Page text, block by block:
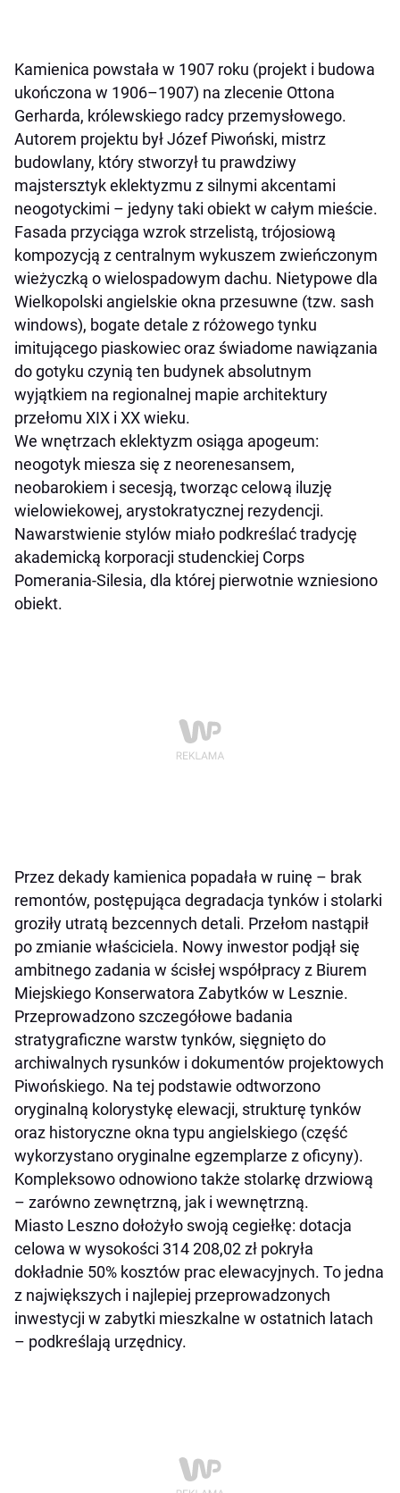
Kamienica powstała w 1907 roku (projekt i budowa
ukończona w 1906–1907) na zlecenie Ottona
Gerharda, królewskiego radcy przemysłowego.
Autorem projektu był Józef Piwoński, mistrz
budowlany, który stworzył tu prawdziwy
majstersztyk eklektyzmu z silnymi akcentami
neogotyckimi – jedyny taki obiekt w całym mieście.
Fasada przyciąga wzrok strzelistą, trójosiową
kompozycją z centralnym wykuszem zwieńczonym
wieżyczką o wielospadowym dachu. Nietypowe dla
Wielkopolski angielskie okna przesuwne (tzw. sash
windows), bogate detale z różowego tynku
imitującego piaskowiec oraz świadome nawiązania
do gotyku czynią ten budynek absolutnym
wyjątkiem na regionalnej mapie architektury
przełomu XIX i XX wieku.
We wnętrzach eklektyzm osiąga apogeum:
neogotyk miesza się z neorenesansem,
neobarokiem i secesją, tworząc celową iluzję
wielowiekowej, arystokratycznej rezydencji.
Nawarstwienie stylów miało podkreślać tradycję
akademicką korporacji studenckiej Corps
Pomerania-Silesia, dla której pierwotnie wzniesiono
obiekt.
Przez dekady kamienica popadała w ruinę – brak
remontów, postępująca degradacja tynków i stolarki
groziły utratą bezcennych detali. Przełom nastąpił
po zmianie właściciela. Nowy inwestor podjął się
ambitnego zadania w ścisłej współpracy z Biurem
Miejskiego Konserwatora Zabytków w Lesznie.
Przeprowadzono szczegółowe badania
stratygraficzne warstw tynków, sięgnięto do
archiwalnych rysunków i dokumentów projektowych
Piwońskiego. Na tej podstawie odtworzono
oryginalną kolorystykę elewacji, strukturę tynków
oraz historyczne okna typu angielskiego (część
wykorzystano oryginalne egzemplarze z oficyny).
Kompleksowo odnowiono także stolarkę drzwiową
– zarówno zewnętrzną, jak i wewnętrzną.
Miasto Leszno dołożyło swoją cegiełkę: dotacja
celowa w wysokości 314 208,02 zł pokryła
dokładnie 50% kosztów prac elewacyjnych. To jedna
z największych i najlepiej przeprowadzonych
inwestycji w zabytki mieszkalne w ostatnich latach
– podkreślają urzędnicy.